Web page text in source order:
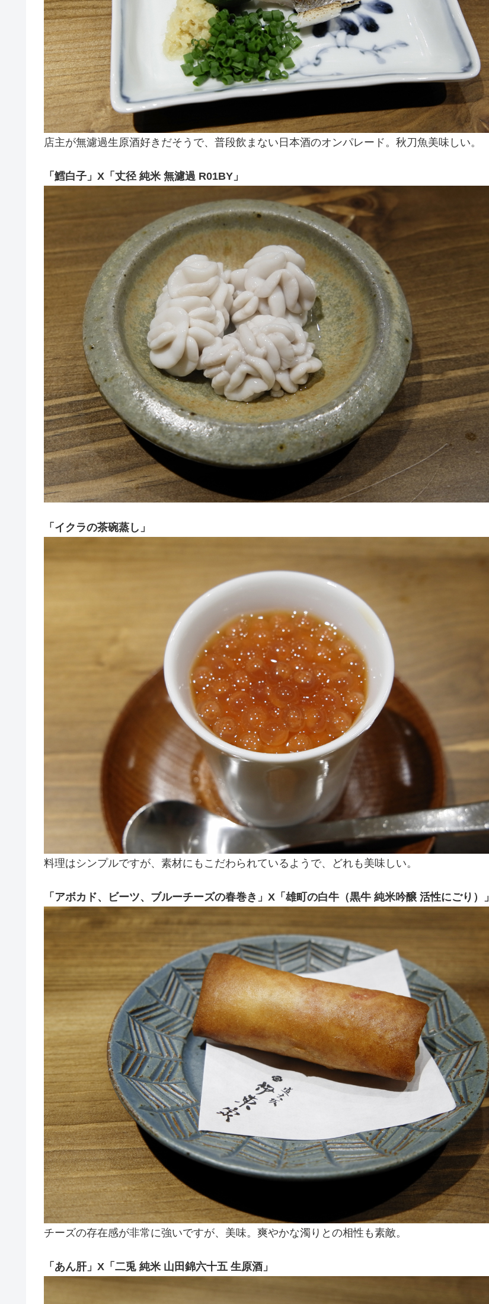
店主が無濾過生原酒好きだそうで、普段飲まない日本酒のオンパレード。秋刀魚美味しい。
「鱈白子」X「丈径 純米 無濾過 R01BY」
「イクラの茶碗蒸し」
料理はシンプルですが、素材にもこだわられているようで、どれも美味しい。
「アボカド、ビーツ、ブルーチーズの春巻き」X「雄町の白牛（黒牛 純米吟醸 活性にごり）」
チーズの存在感が非常に強いですが、美味。爽やかな濁りとの相性も素敵。
「あん肝」X「二兎 純米 山田錦六十五 生原酒」